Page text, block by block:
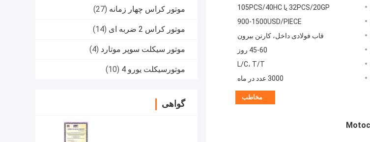
موتور کراس چهار زمانه (27)
موتور کراس 2 ضربه ای (14)
موتور سیکلت سوپر موتارد (4)
موتورسیکلت یورو 4 (10)
گواهی
32PCS/20GP یا 105PCS/40HC
900-1500USD/PIECE
قاب فولادی داخل، کارتن بیرون
45-60 روز
L/C، T/T
3000 عدد در ماه
مخاطب